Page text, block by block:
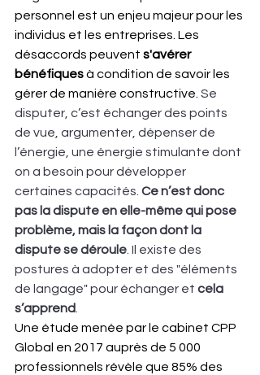
personnel est un enjeu majeur pour les
individus et les entreprises. Les
désaccords peuvent s'avérer
bénéfiques à condition de savoir les
gérer de manière constructive. Se
disputer, c’est échanger des points
de vue, argumenter, dépenser de
l’énergie, une énergie stimulante dont
on a besoin pour développer
certaines capacités. Ce n’est donc
pas la dispute en elle-même qui pose
problème, mais la façon dont la
dispute se déroule. Il existe des
postures à adopter et des "éléments
de langage" pour échanger et cela
s’apprend.
Une étude menée par le cabinet CPP
Global en 2017 auprès de 5 000
professionnels révèle que 85% des